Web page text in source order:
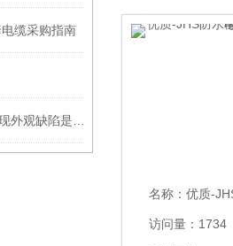
缆采购指南
名称： 优质-JHS防水
访问量：1734